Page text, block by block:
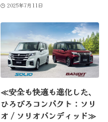
2025年7月11日
≪安全も快適も進化した、
ひろびろコンパクト：ソリ
オ / ソリオバンディッド≫